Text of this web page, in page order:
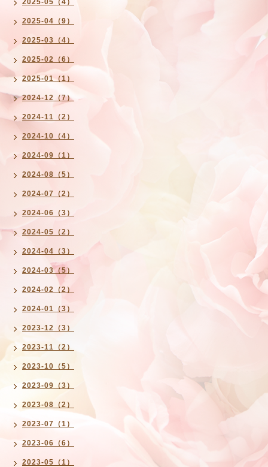
2025-05（4）
2025-04（9）
2025-03（4）
2025-02（6）
2025-01（1）
2024-12（7）
2024-11（2）
2024-10（4）
2024-09（1）
2024-08（5）
2024-07（2）
2024-06（3）
2024-05（2）
2024-04（3）
2024-03（5）
2024-02（2）
2024-01（3）
2023-12（3）
2023-11（2）
2023-10（5）
2023-09（3）
2023-08（2）
2023-07（1）
2023-06（6）
2023-05（1）